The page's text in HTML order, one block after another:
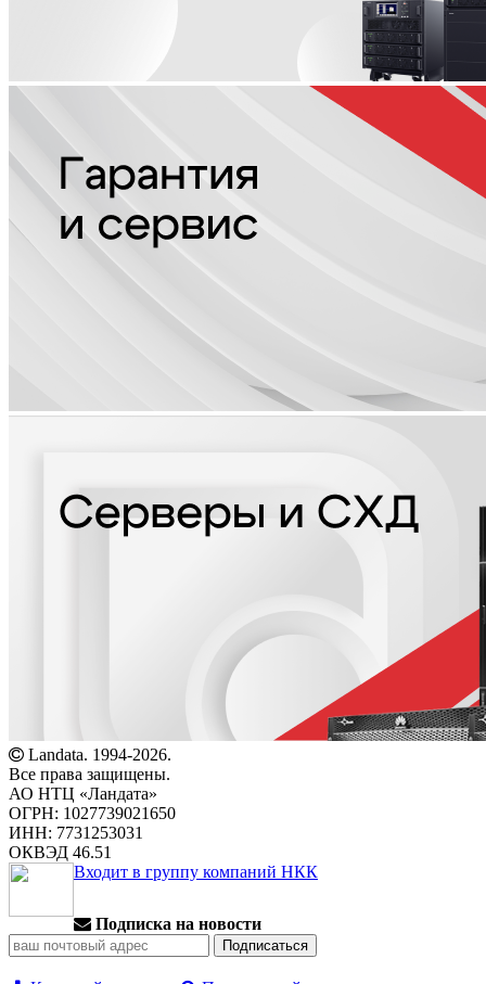
Landata. 1994-2026.
Все права защищены.
АО НТЦ «Ландата»
ОГРН: 1027739021650
ИНН: 7731253031
ОКВЭД 46.51
Входит в группу компаний НКК
Подписка на новости